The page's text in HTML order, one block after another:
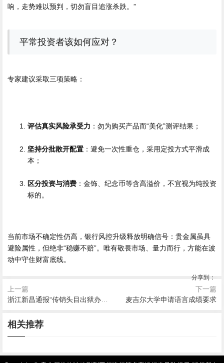
响，走势难以预判，切勿盲目追涨杀跌。”
平常投资者该如何应对？
专家建议采取三项策略：
评估真实风险承受力 ：勿为购买产品而“美化”测评结果；
坚持分批散开配置 ：避免一次性重仓，采用定投方式平滑成
本；
区分投资与消费 ：金饰、纪念币等含高溢价，不宜视为纯投资
标的。
当前市场不确定性仍高，银行风控升级释放明确信号：贵金属虽具
避险属性，但绝非“稳赚不赔”。唯有敬畏市场、量力而行，方能在波
动中守住财富底线。
分享到：
上一篇
浙江新昌通报“传销头目出狱办书院打孩子”
下一篇
麦吉尔大学申请语言成绩要求
相关推荐
美债自己先打起来了！霍尔木
兹的“假曙光”和三个陷阱
东方甄选：告别网红主播，能
做“线上山姆”？
2026-08-08 01:36
韩国科技技术学院留学怎么样